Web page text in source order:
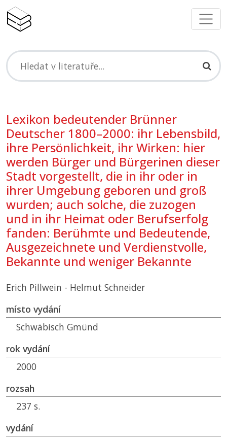
Lexikon bedeutender Brünner
Deutscher 1800–2000: ihr Lebensbild,
ihre Persönlichkeit, ihr Wirken: hier
werden Bürger und Bürgerinen dieser
Stadt vorgestellt, die in ihr oder in
ihrer Umgebung geboren und groß
wurden; auch solche, die zuzogen
und in ihr Heimat oder Berufserfolg
fanden: Berühmte und Bedeutende,
Ausgezeichnete und Verdienstvolle,
Bekannte und weniger Bekannte
Erich Pillwein - Helmut Schneider
místo vydání
Schwäbisch Gmünd
rok vydání
2000
rozsah
237 s.
vydání